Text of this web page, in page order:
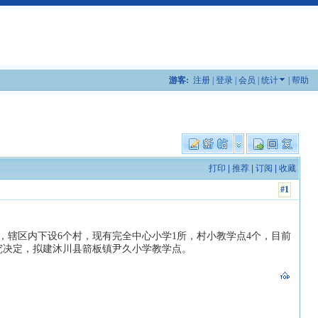
游客: 注册| 登录| 会员 统计 帮助
打印 推荐| 订阅 收藏
#1
区内下设6个村，现有完全中心小学1所，村小教学点4个，目前
定，拟建沐川县箭板镇尹久小学教学点。